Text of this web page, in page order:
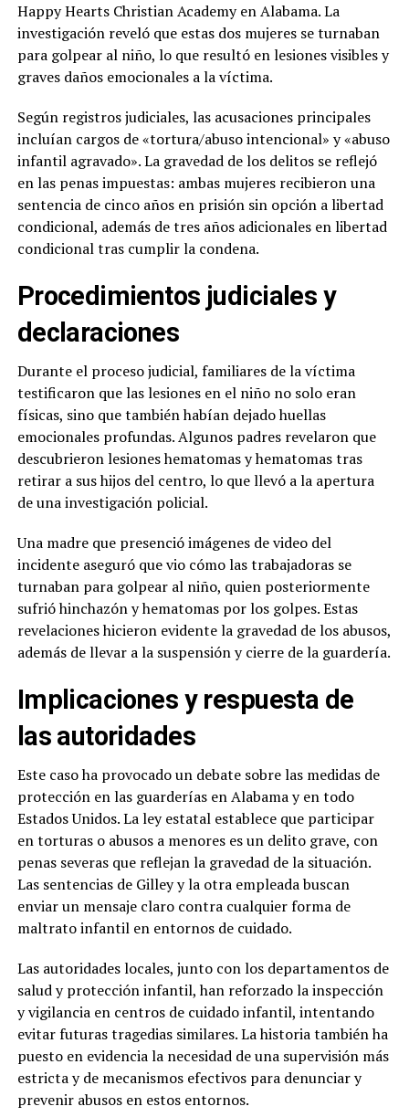
Happy Hearts Christian Academy en Alabama. La
investigación reveló que estas dos mujeres se turnaban
para golpear al niño, lo que resultó en lesiones visibles y
graves daños emocionales a la víctima.
Según registros judiciales, las acusaciones principales
incluían cargos de «tortura/abuso intencional» y «abuso
infantil agravado». La gravedad de los delitos se reflejó
en las penas impuestas: ambas mujeres recibieron una
sentencia de cinco años en prisión sin opción a libertad
condicional, además de tres años adicionales en libertad
condicional tras cumplir la condena.
Procedimientos judiciales y
declaraciones
Durante el proceso judicial, familiares de la víctima
testificaron que las lesiones en el niño no solo eran
físicas, sino que también habían dejado huellas
emocionales profundas. Algunos padres revelaron que
descubrieron lesiones hematomas y hematomas tras
retirar a sus hijos del centro, lo que llevó a la apertura
de una investigación policial.
Una madre que presenció imágenes de video del
incidente aseguró que vio cómo las trabajadoras se
turnaban para golpear al niño, quien posteriormente
sufrió hinchazón y hematomas por los golpes. Estas
revelaciones hicieron evidente la gravedad de los abusos,
además de llevar a la suspensión y cierre de la guardería.
Implicaciones y respuesta de
las autoridades
Este caso ha provocado un debate sobre las medidas de
protección en las guarderías en Alabama y en todo
Estados Unidos. La ley estatal establece que participar
en torturas o abusos a menores es un delito grave, con
penas severas que reflejan la gravedad de la situación.
Las sentencias de Gilley y la otra empleada buscan
enviar un mensaje claro contra cualquier forma de
maltrato infantil en entornos de cuidado.
Las autoridades locales, junto con los departamentos de
salud y protección infantil, han reforzado la inspección
y vigilancia en centros de cuidado infantil, intentando
evitar futuras tragedias similares. La historia también ha
puesto en evidencia la necesidad de una supervisión más
estricta y de mecanismos efectivos para denunciar y
prevenir abusos en estos entornos.